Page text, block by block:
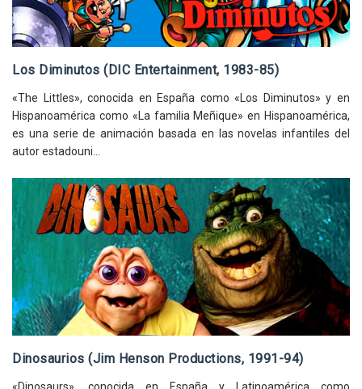
Los Diminutos (DIC Entertainment, 1983-85)
«The Littles», conocida en España como «Los Diminutos» y en
Hispanoamérica como «La familia Meñique» en Hispanoamérica,
es una serie de animación basada en las novelas infantiles del
autor estadouni...
Dinosaurios (Jim Henson Productions, 1991-94)
«Dinosaurs», conocida en España y Latinoamérica como